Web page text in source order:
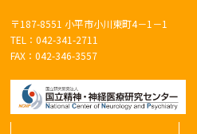
2024-03-01
El Sherif R,Saito Y, Awaya T,
Splicing Switching of
to a Deletion Including
〒187-8551 小平市小川東町4－1－1
TEL：042-341-2711
FAX：042-346-3557